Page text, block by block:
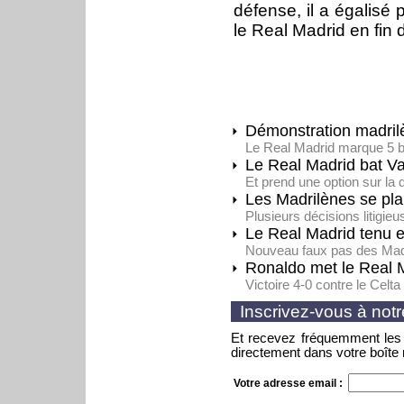
défense, il a égalisé
le Real Madrid en fin
Démonstration
Le Real Madrid marque 5
Le Real Madrid bat
Et prend une option sur la
Les Madrilènes se
Plusieurs décisions
Le Real Madrid tenu
Nouveau faux pas des
Ronaldo met le Real
Victoire 4-0 contre le
Inscrivez-vous à
Et recevez fréquemment
directement dans votre boîte
Votre adresse email :